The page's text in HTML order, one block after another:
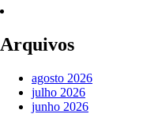
Arquivos
agosto 2026
julho 2026
junho 2026